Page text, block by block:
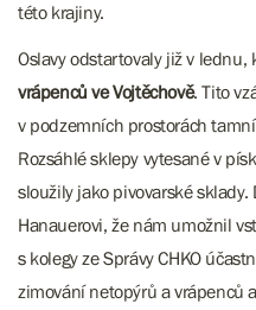
této krajiny.
Oslavy odstartovaly již v lednu,
vrápenců ve Vojtěchově. Tito
v podzemních prostorách
Rozsáhlé sklepy vytesané v
sloužily jako pivovarské
Hanauerovi, že nám umožnil
s kolegy ze Správy CHKO
zimování netopýrů a vrápenců